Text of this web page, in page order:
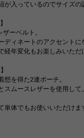
が入っているのでサイズの
ーベルト。
ディネートのアクセントに
経年変化もお楽しみいただ
想を得た2連ポーチ。
スムースレザーを使用して
単体でもお使いいただけま